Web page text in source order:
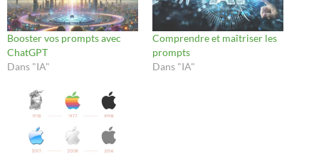
Booster vos prompts avec
ChatGPT
Dans "IA"
Comprendre et maîtriser les
prompts
Dans "IA"